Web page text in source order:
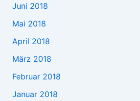
Juni 2018
Mai 2018
April 2018
März 2018
Februar 2018
Januar 2018